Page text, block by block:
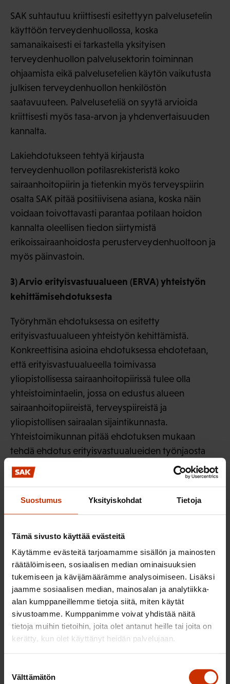
Suostumus Yksityiskohdat Tietoja
Tämä sivusto käyttää evästeitä
Käytämme evästeitä tarjoamamme sisällön ja mainosten
räätälöimiseen, sosiaalisen median ominaisuuksien
tukemiseen ja kävijämäärämme analysoimiseen. Lisäksi
jaamme sosiaalisen median, mainosalan ja analytiikka-
alan kumppaneillemme tietoja siitä, miten käytät
sivustoamme. Kumppanimme voivat yhdistää näitä
tietoja muihin tietoihin, joita olet antanut heille tai joita on
kerätty, kun olet käyttänyt heidän palvelujaan.
valinta
Välttämätön
SAK suhtautuu kriittisesti esitettyyn palvelusetelin
käyttöön terveydenhuollossa, koska
samanaikaisesti ei tarkastella yksityisen
terveydenhuollon palvelusektorin toiminnan
ohjaamista eikä palvelusetelien käytön vaikutusta
julkisen terveydenhuollon henkilöstön
saatavuuteen. Palveluseteliä on syytä arvioida
kriittisesti myös tasa-arvon ja yhdenvertaisuuden
kannalta.
Lakiehdotukseen tehtyä kirjausta
terveydenhuollon potilasrekisteristä koko
sairaanhoitopiirin ja tietenkin myös terveyspiirin
osalta SAK pitää positiivisena asiana, koska näin
voidaan toivottavasti parantaa potilaan hoidon
kannalta oleellisen tiedon siirtymistä
erikoissairaanhoidosta perusterveydenhuoltoon ja
myös päinvastoin.
3) Arvio erityisvastuualueen (ERVA) yhteistyön
kehittämisehdotuksesta
Työryhmän ehdotuksessa on esitetty
erityisvastuualueen yhteistyön kehittämistä.
Konkreettisina asioina ehdotuksessa ehdotetaan,
että erityisvastuualueella toimivassa
yliopistollisessa sairaanhoitopiirissä tulee olla
yhteistoimintaelin, jossa on edustus alueen
sairaanhoitopiireistä, terveyspiireistä ja
yliopistollisen sairaalan sijaintikunnasta.
Yhteistoimikunnan pitää ehdotuksen mukaan
tehdä ehdotus erityisvastuualueiden työnjaosta
sekä valmistella erikoissairaanhoidon
järjestämissopimus. Erityisvastuualueelle tulee
koulutustarjontaa yhdessä alueen
koulutusviranomaisten ja työhallinnon kanssa. Tätä
varten tulee luoda alueellinen yhteistyörakenne.
Lisäksi erityisvastuualueella on ensihoitokeskus,
jonka tehtävistä säädetään tarkemmin asetuksella.
Samoin alueilla yliopistotasoisen terveystieteellisen
tutkimuksen suunnittelua ja seurantaa varten on
tutkimuskeskus, jonka yhteydessä on
SAK näkee, että ehdotetuilla toimenpiteillä on